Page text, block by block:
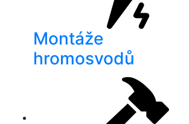
Montáže
hromosvodů